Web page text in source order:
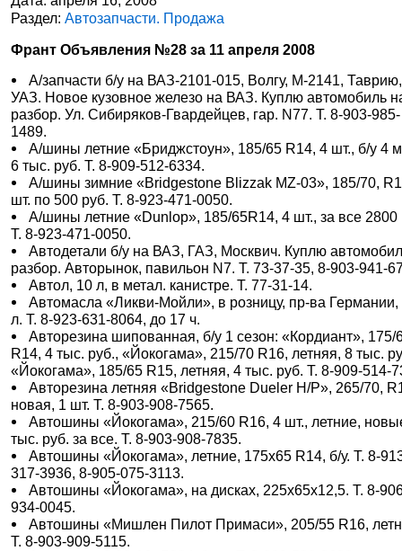
Раздел:Автозапчасти. Продажа
Франт Объявления №28 за 11 апреля 2008
А/запчасти б/у на ВАЗ-2101-015, Волгу, М-2141, Таврию,
УАЗ. Новое кузовное железо на ВАЗ. Куплю автомобиль
разбор. Ул. Сибиряков-Гвардейцев, гар. N77. Т. 8-903-985-
1489.
А/шины летние «Бриджстоун», 185/65 R14, 4 шт., б/у 4
6 тыс. руб. Т. 8-909-512-6334.
А/шины зимние «Bridgestone Blizzak MZ-03», 185/70,
шт. по 500 руб. Т. 8-923-471-0050.
А/шины летние «Dunlop», 185/65R14, 4 шт., за все 2800
Т. 8-923-471-0050.
Автодетали б/у на ВАЗ, ГАЗ, Москвич. Куплю
разбор. Авторынок, павильон N7. Т. 73-37-35, 8-903-941-
Автол, 10 л, в метал. канистре. Т. 77-31-14.
Автомасла «Ликви-Мойли», в розницу, пр-ва Германии,
л. Т. 8-923-631-8064, до 17 ч.
Авторезина шипованная, б/у 1 сезон: «Кордиант», 175/
R14, 4 тыс. руб., «Йокогама», 215/70 R16, летняя, 8 тыс.
«Йокогама», 185/65 R15, летняя, 4 тыс. руб. Т. 8-909-514-
Авторезина летняя «Bridgestone Dueler H/P», 265/70,
новая, 1 шт. Т. 8-903-908-7565.
Автошины «Йокогама», 215/60 R16, 4 шт., летние,
тыс. руб. за все. Т. 8-903-908-7835.
Автошины «Йокогама», летние, 175х65 R14, б/у. Т. 8-
317-3936, 8-905-075-3113.
Автошины «Йокогама», на дисках, 225х65х12,5. Т. 8-
934-0045.
Автошины «Мишлен Пилот Примаси», 205/55 R16,
Т. 8-903-909-5115.